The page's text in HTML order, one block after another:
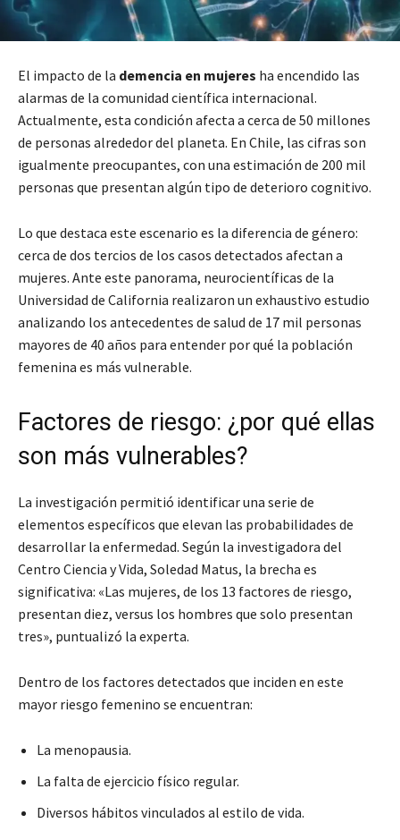
El impacto de la demencia en mujeres ha encendido las
alarmas de la comunidad científica internacional.
Actualmente, esta condición afecta a cerca de 50 millones
de personas alrededor del planeta. En Chile, las cifras son
igualmente preocupantes, con una estimación de 200 mil
personas que presentan algún tipo de deterioro cognitivo.
Lo que destaca este escenario es la diferencia de género:
cerca de dos tercios de los casos detectados afectan a
mujeres. Ante este panorama, neurocientíficas de la
Universidad de California realizaron un exhaustivo estudio
analizando los antecedentes de salud de 17 mil personas
mayores de 40 años para entender por qué la población
femenina es más vulnerable.
Factores de riesgo: ¿por qué ellas
son más vulnerables?
La investigación permitió identificar una serie de
elementos específicos que elevan las probabilidades de
desarrollar la enfermedad. Según la investigadora del
Centro Ciencia y Vida, Soledad Matus, la brecha es
significativa: «Las mujeres, de los 13 factores de riesgo,
presentan diez, versus los hombres que solo presentan
tres», puntualizó la experta.
Dentro de los factores detectados que inciden en este
mayor riesgo femenino se encuentran:
La menopausia.
La falta de ejercicio físico regular.
Diversos hábitos vinculados al estilo de vida.